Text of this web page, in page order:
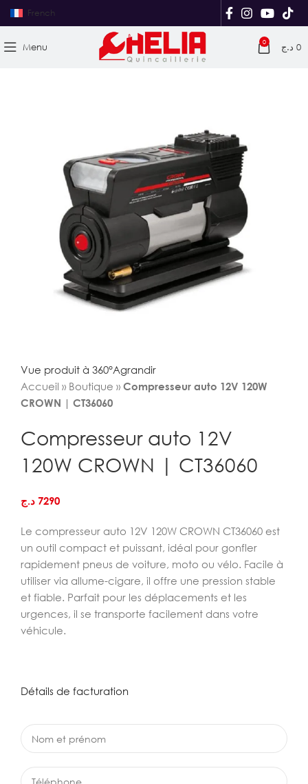
French
Menu 0 0 د.ج
Vue produit à 360°Agrandir
Accueil » Boutique » Compresseur auto 12V 120W
CROWN | CT36060
Compresseur auto 12V
120W CROWN | CT36060
7290 د.ج
Le compresseur auto 12V 120W CROWN CT36060 est
un outil compact et puissant, idéal pour gonfler
rapidement pneus de voiture, moto ou vélo. Facile à
utiliser via allume-cigare, il offre une pression stable
et fiable. Parfait pour les déplacements et les
urgences, il se transporte facilement dans votre
véhicule.
Détails de facturation